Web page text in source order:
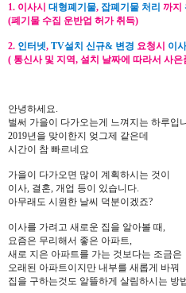
1. 이사시 대형폐기물, 잡폐기물 처리 까지
(폐기물 수집 운반업 허가 취득)
2. 인터넷, TV설치 신규& 변경 요청시 이
( 통신사 및 지역, 설치 날짜에 따라서 사
안녕하세요.
벌써 가을이 다가오는게 느껴지는 하루입
2019년을 맞이한지 엊그제 같은데
시간이 참 빠르네요
가을이 다가오면 많이 계획하시는 것이
이사, 결혼, 개업 등이 있습니다.
아무래도 시원한 날씨 덕분이겠죠?
이사를 가려고 새로운 집을 알아볼 때,
요즘은 무리해서 좋은 아파트,
새로 지은 아파트를 가는 것보다는 조금은
오래된 아파트이지만 내부를 새롭게 바꿔
집을 구하는것도 알뜰하게 살림하시는 방